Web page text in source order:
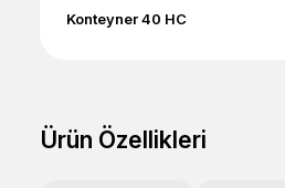
Konteyner 40 HC
Ürün Özellikleri